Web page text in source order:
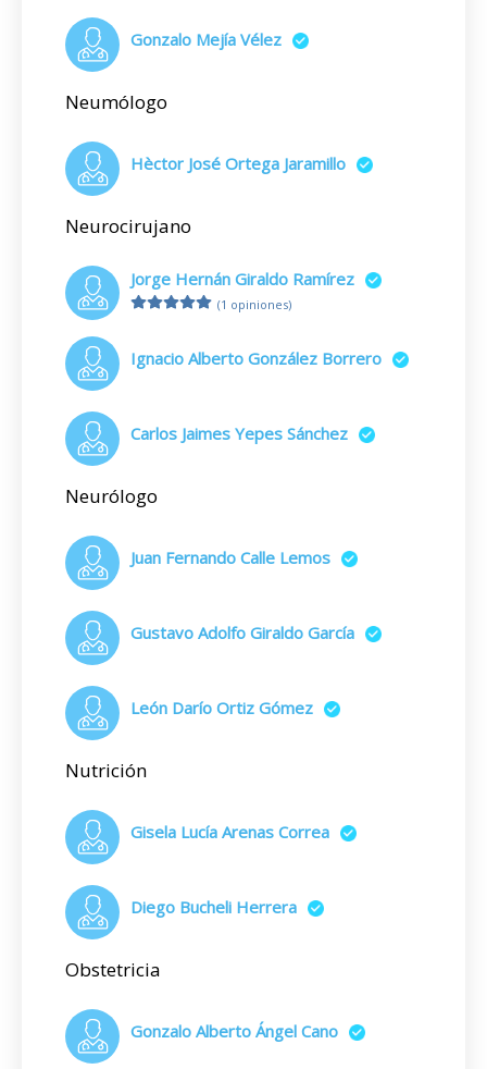
Gonzalo Mejía Vélez
Neumólogo
Hèctor José Ortega Jaramillo
Neurocirujano
Jorge Hernán Giraldo Ramírez
(1 opiniones)
Ignacio Alberto González Borrero
Carlos Jaimes Yepes Sánchez
Neurólogo
Juan Fernando Calle Lemos
Gustavo Adolfo Giraldo García
León Darío Ortiz Gómez
Nutrición
Gisela Lucía Arenas Correa
Diego Bucheli Herrera
Obstetricia
Gonzalo Alberto Ángel Cano